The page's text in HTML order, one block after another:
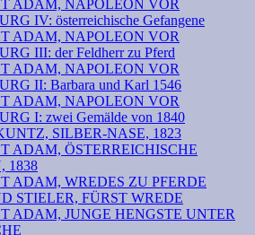
ADAM, NAPOLEON VOR
IV: österreichische Gefangene
ADAM, NAPOLEON VOR
III: der Feldherr zu Pferd
ADAM, NAPOLEON VOR
II: Barbara und Karl 1546
ADAM, NAPOLEON VOR
I: zwei Gemälde von 1840
SILBER-NASE, 1823
ADAM, ÖSTERREICHISCHE
1838
ADAM, WREDES ZU PFERDE
STIELER, FÜRST WREDE
ADAM, JUNGE HENGSTE UNTER